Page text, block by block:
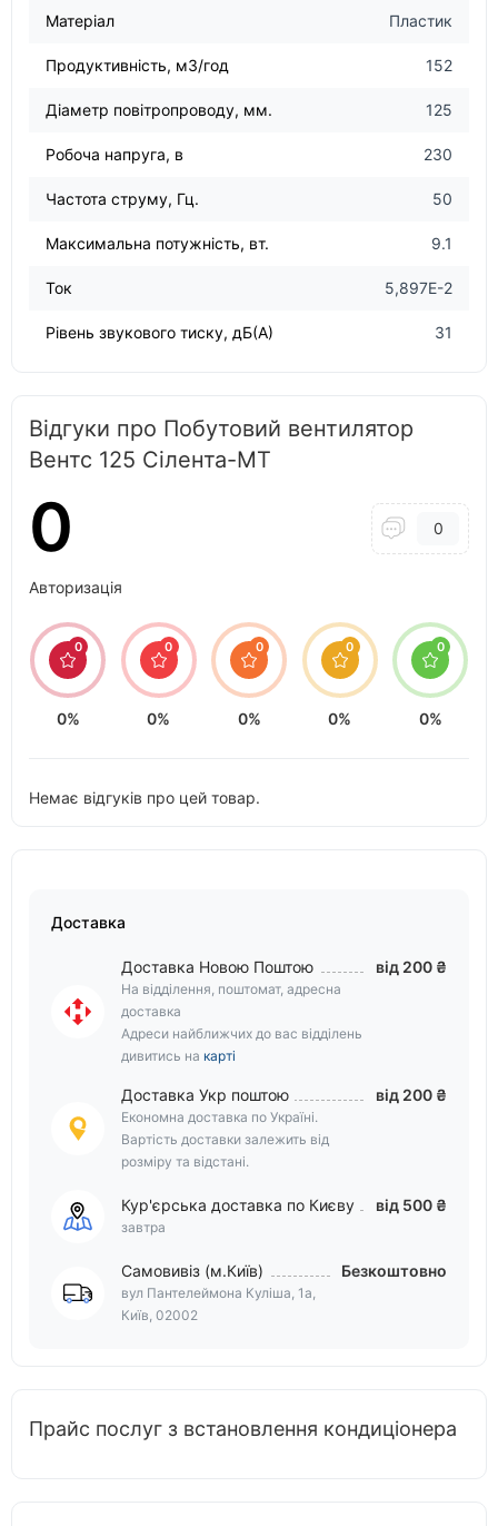
Матеріал Пластик
Продуктивність, м3/год 152
Діаметр повітропроводу, мм. 125
Робоча напруга, в 230
Частота струму, Гц. 50
Максимальна потужність, вт. 9.1
Ток 5,897E-2
Рівень звукового тиску, дБ(А) 31
Відгуки про Побутовий вентилятор
Вентс 125 Сілента-МТ
0 0
Авторизація
0
0%
0
0%
0
0%
0
0%
0
0%
Немає відгуків про цей товар.
Доставка
Доставка Новою Поштою
На відділення, поштомат, адресна
доставка
Адреси найближчих до вас відділень
дивитись на карті
від 200 ₴
Доставка Укр поштою
Економна доставка по Україні.
Вартість доставки залежить від
розміру та відстані.
від 200 ₴
Кур'єрська доставка по Києву
завтра
від 500 ₴
Самовивіз (м.Київ)
вул Пантелеймона Куліша, 1а,
Київ, 02002
Безкоштовно
Прайс послуг з встановлення кондиціонера